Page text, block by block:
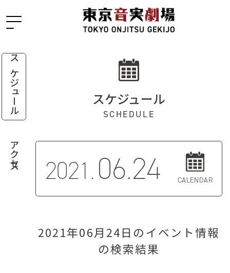
スケジュール
アクセス
スケジュール
SCHEDULE
2021.06.24 CALENDAR
2021年06月24日のイベント情報
の検索結果